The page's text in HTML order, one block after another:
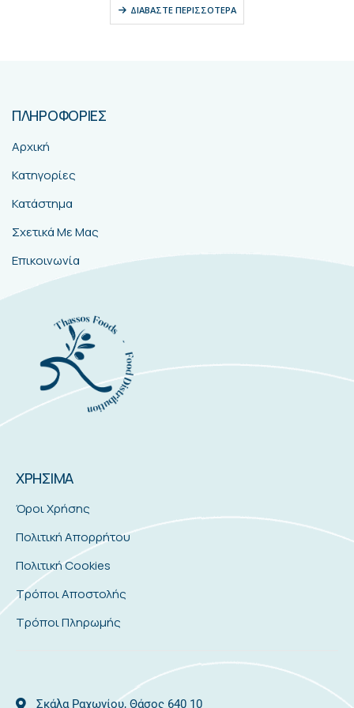
ΔΙΑΒΆΣΤΕ ΠΕΡΙΣΣΌΤΕΡΑ
ΠΛΗΡΟΦΟΡΙΕΣ
Αρχική
Κατηγορίες
Κατάστημα
Σχετικά Με Μας
Επικοινωνία
ΧΡΗΣΙΜΑ
Όροι Χρήσης
Πολιτική Απορρήτου
Πολιτική Cookies
Τρόποι Αποστολής
Τρόποι Πληρωμής
Σκάλα Ραχωνίου, Θάσος 640 10